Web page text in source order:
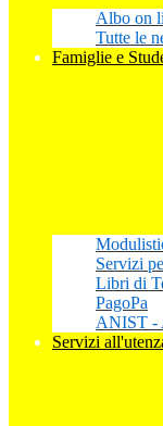
Albo on
Tutte le
Famiglie e
Servizi
Libri di
PagoPa
ANIST -
Servizi